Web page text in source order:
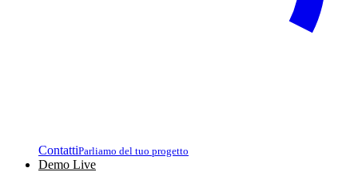
ContattiParliamo del tuo progetto
Demo Live